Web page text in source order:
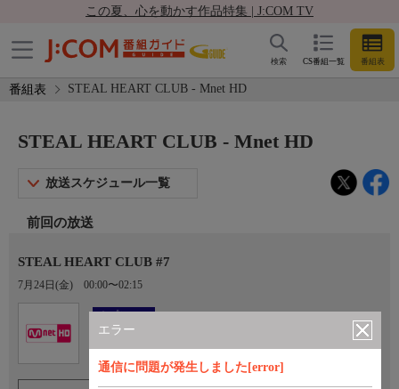
この夏、心を動かす作品特集 | J:COM TV
CS番組一覧 番組表
検索
番組表 STEAL HEART CLUB - Mnet HD
エラー
通信に問題が発生しました[error]
STEAL HEART CLUB - Mnet HD
放送スケジュール一覧
前回の放送
STEAL HEART CLUB #7
7月24日(金) 00:00〜02:15
オプション
Ch.759
Mnet HD